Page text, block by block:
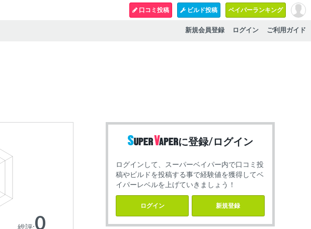
口コミ投稿 ビルド投稿 ベイパーランキング
ご利用ガイド
ログイン
新規会員登録
0
に登録/ログイン
ログインして、スーパーベイパー内で口コミ投
稿やビルドを投稿する事で経験値を獲得してベ
イパーレベルを上げていきましょう！
ログイン 新規登録